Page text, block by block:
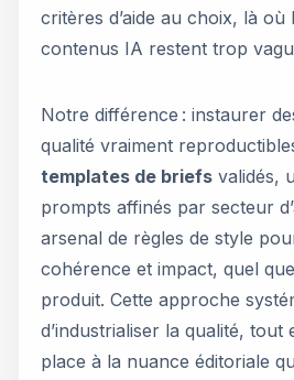
critères d’aide au choix, là où
contenus IA restent trop
Notre différence : instaurer
qualité vraiment
templates de briefs validés,
prompts affinés par secteur
arsenal de règles de style
cohérence et impact, quel
produit. Cette approche
d’industrialiser la qualité, tout
place à la nuance éditoriale